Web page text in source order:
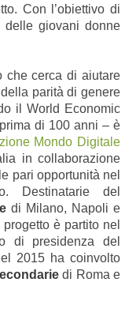
Con l’obiettivo di
delle giovani donne
che cerca di aiutare
parità di genere
il World Economic
di 100 anni – è
Mondo Digitale
in collaborazione
pari opportunità nel
Destinatarie del
di Milano, Napoli e
è partito nel
di presidenza del
2015 ha coinvolto
di Roma e